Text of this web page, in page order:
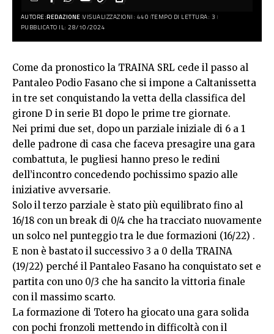
AUTORE:REDAZIONE VISUALIZZAZIONI: 440 TEMPO DI LETTURA: 3
PUBBLICATO IL: 28/10/2024
Come da pronostico la TRAINA SRL cede il passo al
Pantaleo Podio Fasano che si impone a Caltanissetta
in tre set conquistando la vetta della classifica del
girone D in serie B1 dopo le prime tre giornate.
Nei primi due set, dopo un parziale iniziale di 6 a 1
delle padrone di casa che faceva presagire una gara
combattuta, le pugliesi hanno preso le redini
dell’incontro concedendo pochissimo spazio alle
iniziative avversarie.
Solo il terzo parziale è stato più equilibrato fino al
16/18 con un break di 0/4 che ha tracciato nuovamente
un solco nel punteggio tra le due formazioni (16/22) .
E non è bastato il successivo 3 a 0 della TRAINA
(19/22) perché il Pantaleo Fasano ha conquistato set e
partita con uno 0/3 che ha sancito la vittoria finale
con il massimo scarto.
La formazione di Totero ha giocato una gara solida
con pochi fronzoli mettendo in difficoltà con il